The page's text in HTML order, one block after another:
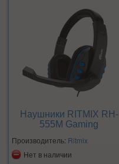
Наушники RITMIX RH-
555M Gaming
Производитель: Ritmix
Нет в наличии